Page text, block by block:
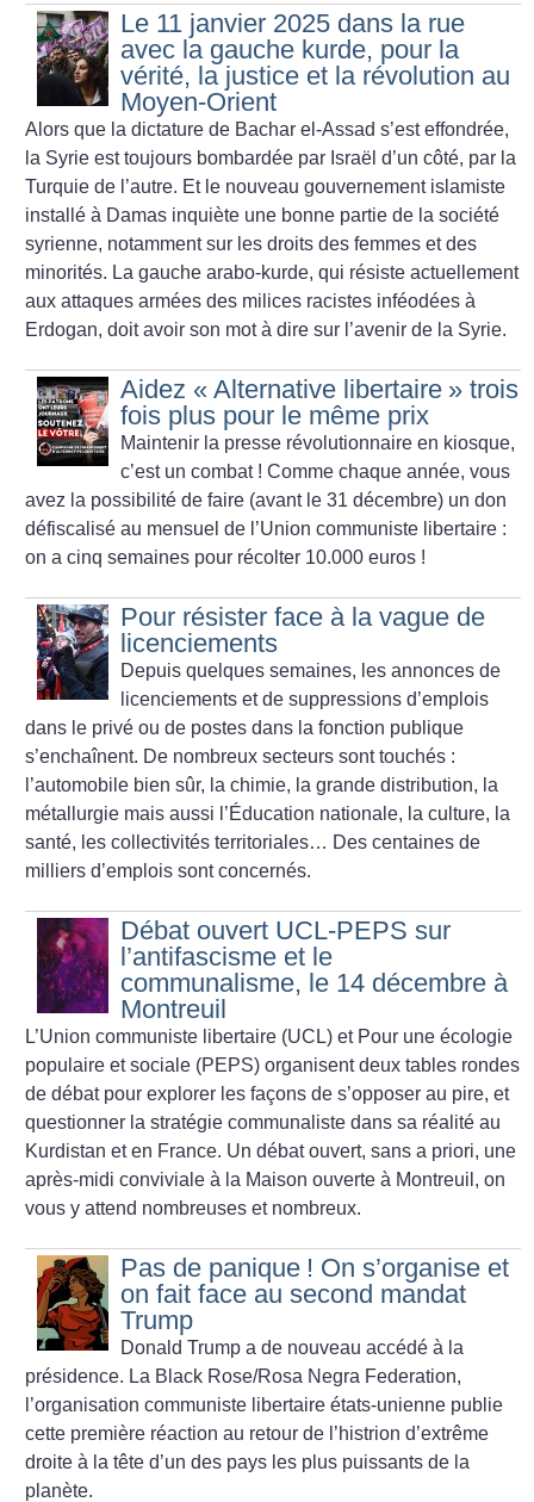
Le 11 janvier 2025 dans la rue
avec la gauche kurde, pour la
vérité, la justice et la révolution au
Moyen-Orient
Alors que la dictature de Bachar el-Assad s’est effondrée,
la Syrie est toujours bombardée par Israël d’un côté, par la
Turquie de l’autre. Et le nouveau gouvernement islamiste
installé à Damas inquiète une bonne partie de la société
syrienne, notamment sur les droits des femmes et des
minorités. La gauche arabo-kurde, qui résiste actuellement
aux attaques armées des milices racistes inféodées à
Erdogan, doit avoir son mot à dire sur l’avenir de la Syrie.
Aidez « Alternative libertaire » trois
fois plus pour le même prix
Maintenir la presse révolutionnaire en kiosque,
c’est un combat ! Comme chaque année, vous
avez la possibilité de faire (avant le 31 décembre) un don
défiscalisé au mensuel de l’Union communiste libertaire :
on a cinq semaines pour récolter 10.000 euros !
Pour résister face à la vague de
licenciements
Depuis quelques semaines, les annonces de
licenciements et de suppressions d’emplois
dans le privé ou de postes dans la fonction publique
s’enchaînent. De nombreux secteurs sont touchés :
l’automobile bien sûr, la chimie, la grande distribution, la
métallurgie mais aussi l’Éducation nationale, la culture, la
santé, les collectivités territoriales… Des centaines de
milliers d’emplois sont concernés.
Débat ouvert UCL-PEPS sur
l’antifascisme et le
communalisme, le 14 décembre à
Montreuil
L’Union communiste libertaire (UCL) et Pour une écologie
populaire et sociale (PEPS) organisent deux tables rondes
de débat pour explorer les façons de s’opposer au pire, et
questionner la stratégie communaliste dans sa réalité au
Kurdistan et en France. Un débat ouvert, sans a priori, une
après-midi conviviale à la Maison ouverte à Montreuil, on
vous y attend nombreuses et nombreux.
Pas de panique ! On s’organise et
on fait face au second mandat
Trump
Donald Trump a de nouveau accédé à la
présidence. La Black Rose/Rosa Negra Federation,
l’organisation communiste libertaire états-unienne publie
cette première réaction au retour de l’histrion d’extrême
droite à la tête d’un des pays les plus puissants de la
planète.